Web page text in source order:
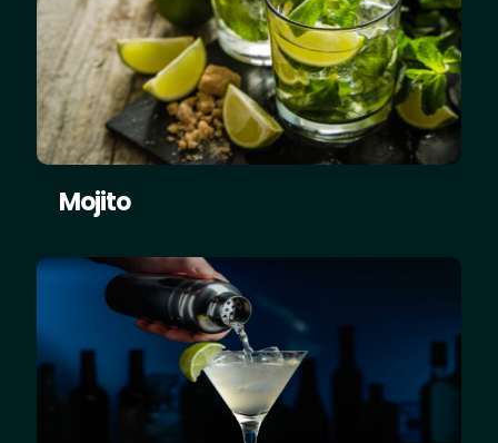
Mojito